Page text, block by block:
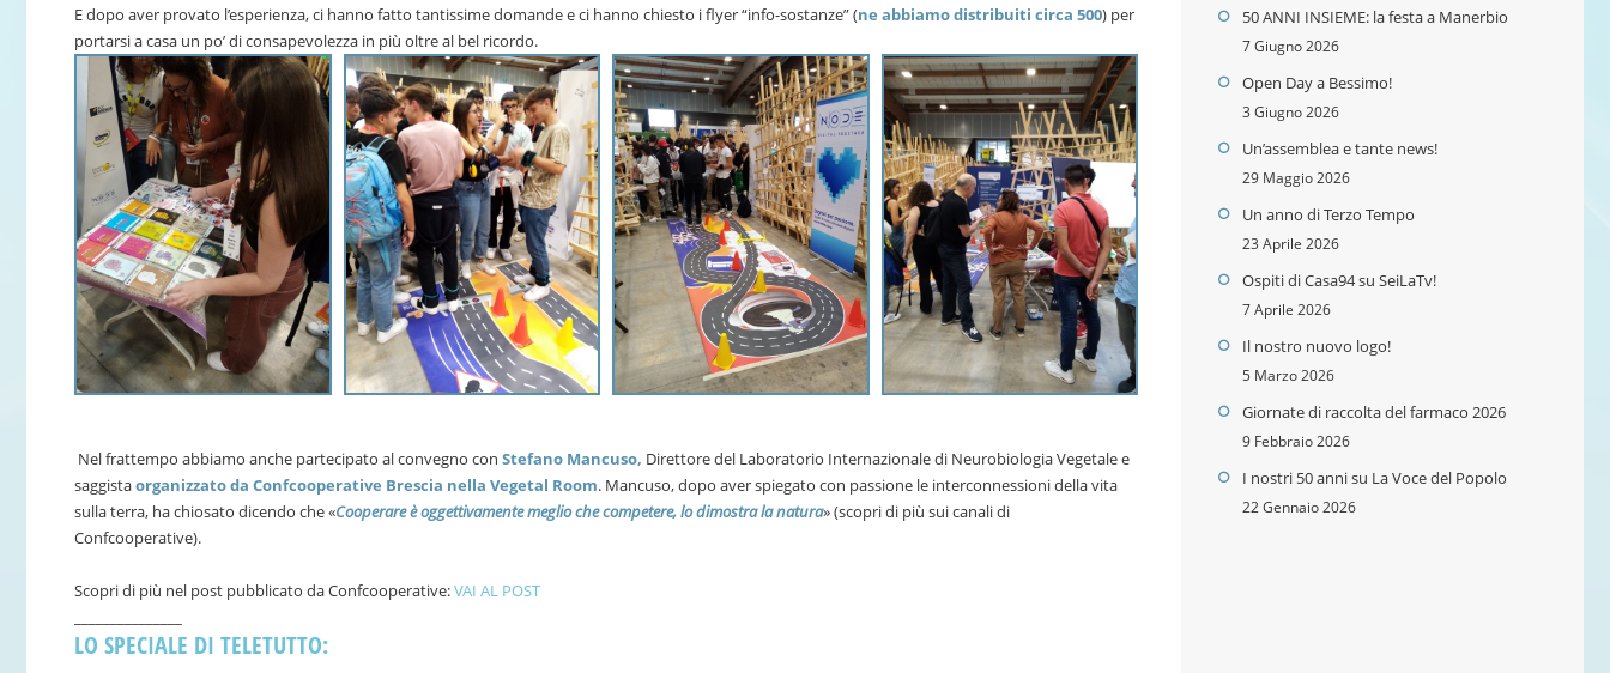
E dopo aver provato l’esperienza, ci hanno fatto tantissime domande e ci hanno chiesto i flyer “info-sostanze” (ne abbiamo distribuiti circa 500) per
portarsi a casa un po’ di consapevolezza in più oltre al bel ricordo.
Nel frattempo abbiamo anche partecipato al convegno con Stefano Mancuso, Direttore del Laboratorio Internazionale di Neurobiologia Vegetale e
saggistaorganizzato da Confcooperative Brescia nella Vegetal Room. Mancuso, dopo aver spiegato con passione le interconnessioni della vita
sulla terra, ha chiosato dicendo che «Cooperare è oggettivamente meglio che competere, lo dimostra la natura» (scopri di più sui canali di
Confcooperative).
Scopri di più nel post pubblicato da Confcooperative:VAI AL POST
LO SPECIALE DI TELETUTTO:
50 ANNI INSIEME: la festa a Manerbio
7 Giugno 2026
Open Day a Bessimo!
3 Giugno 2026
Un’assemblea e tante news!
29 Maggio 2026
Un anno di Terzo Tempo
23 Aprile 2026
Ospiti di Casa94 su SeiLaTv!
7 Aprile 2026
Il nostro nuovo logo!
5 Marzo 2026
Giornate di raccolta del farmaco 2026
9 Febbraio 2026
I nostri 50 anni su La Voce del Popolo
22 Gennaio 2026